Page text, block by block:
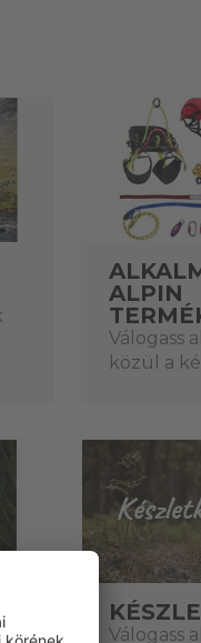
ALPIN
Válogass
közül a
Válogass